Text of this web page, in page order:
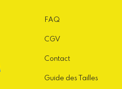
FAQ
CGV
Contact
Guide des Tailles